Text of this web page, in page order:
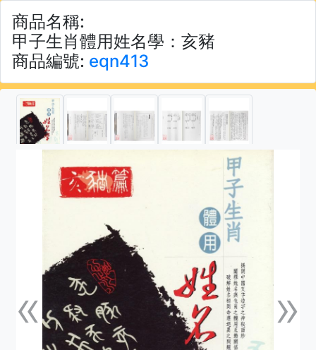
商品名稱:
甲子生肖體用姓名學：亥豬
商品編號: eqn413
«上一張 »下一